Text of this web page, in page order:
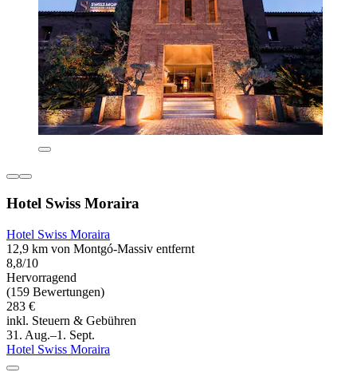
Hotel Swiss Moraira
Hotel Swiss Moraira
12,9 km von Montgó-Massiv entfernt
8,8/10
Hervorragend
(159 Bewertungen)
283 €
inkl. Steuern & Gebühren
31. Aug.–1. Sept.
Hotel Swiss Moraira